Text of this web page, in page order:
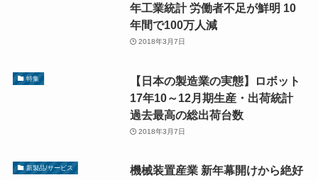
年工業統計 労働者不足が鮮明 10
年間で100万人減
2018年3月7日
特集
【日本の製造業の実態】ロボット
17年10～12月期生産・出荷統計
過去最高の総出荷台数
2018年3月7日
新製品/サービス
機械装置産業 新年幕開けから絶好